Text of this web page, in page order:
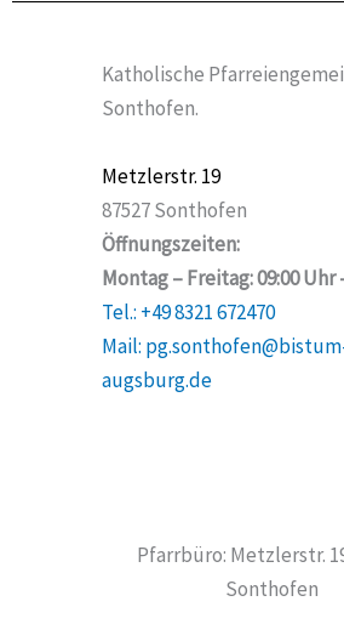
Katholische
Sonthofen.
Metzlerstr. 19
87527 Sonthofen
Öffnungszeiten:
Montag – Freitag: 09:00 Uhr
Tel.: +49 8321 672470
Mail:
augsburg.de
Pfarrbüro: Metzlerstr.
Sonthofen